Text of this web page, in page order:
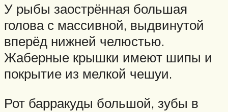
У рыбы заострённая большая
голова с массивной, выдвинутой
вперёд нижней челюстью.
Жаберные крышки имеют шипы и
покрытие из мелкой чешуи.
Рот барракуды большой, зубы в